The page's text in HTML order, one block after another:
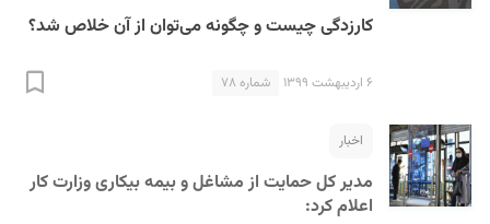
کارزدگی چیست و چگونه می‌توان از آن خلاص شد؟
۶ اردیبهشت ۱۳۹۹ شماره ۷۸
اخبار
مدیر کل حمایت از مشاغل و بیمه بیکاری وزارت کار
اعلام کرد: